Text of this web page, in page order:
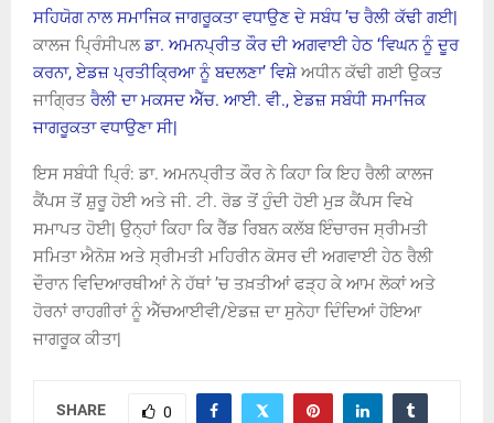
ਸਹਿਯੋਗ ਨਾਲ ਸਮਾਜਿਕ ਜਾਗਰੂਕਤਾ ਵਧਾਉਣ ਦੇ ਸਬੰਧ ’ਚ ਰੈਲੀ ਕੱਢੀ ਗਈ|
ਕਾਲਜ ਪ੍ਰਿੰਸੀਪਲਡਾ. ਅਮਨਪ੍ਰੀਤ ਕੌਰ ਦੀ ਅਗਵਾਈ ਹੇਠ ‘ਵਿਘਨ ਨੂੰ ਦੂਰ
ਕਰਨਾ, ਏਡਜ਼ ਪ੍ਰਤੀਕ੍ਰਿਆ ਨੂੰ ਬਦਲਣਾ’ ਵਿਸ਼ੇਅਧੀਨ ਕੱਢੀ ਗਈ ਉਕਤ
ਜਾਗ੍ਰਿਤ ਰੈਲੀ ਦਾ ਮਕਸਦ ਐੱਚ. ਆਈ. ਵੀ., ਏਡਜ਼ ਸਬੰਧੀ ਸਮਾਜਿਕ
ਜਾਗਰੂਕਤਾ ਵਧਾਉਣਾ ਸੀ|
ਇਸ ਸਬੰਧੀ ਪ੍ਰਿੰ: ਡਾ. ਅਮਨਪ੍ਰੀਤ ਕੌਰ ਨੇ ਕਿਹਾ ਕਿ ਇਹ ਰੈਲੀ ਕਾਲਜ
ਕੈਂਪਸ ਤੋਂ ਸ਼ੁਰੂ ਹੋਈ ਅਤੇ ਜੀ. ਟੀ. ਰੋਡ ਤੋਂ ਹੁੰਦੀ ਹੋਈ ਮੁੜ ਕੈਂਪਸ ਵਿਖੇ
ਸਮਾਪਤ ਹੋਈ| ਉਨ੍ਹਾਂ ਕਿਹਾ ਕਿ ਰੈੱਡ ਰਿਬਨ ਕਲੱਬ ਇੰਚਾਰਜ ਸ੍ਰੀਮਤੀ
ਸਮਿਤਾ ਐਨੋਸ਼ ਅਤੇ ਸ੍ਰੀਮਤੀ ਮਹਿਰੀਨ ਕੋਸਰ ਦੀ ਅਗਵਾਈ ਹੇਠ ਰੈਲੀ
ਦੌਰਾਨ ਵਿਦਿਆਰਥੀਆਂ ਨੇ ਹੱਥਾਂ ’ਚ ਤਖ਼ਤੀਆਂ ਫੜ੍ਹ ਕੇ ਆਮ ਲੋਕਾਂ ਅਤੇ
ਹੋਰਨਾਂ ਰਾਹਗੀਰਾਂ ਨੂੰ ਐੱਚਆਈਵੀ/ਏਡਜ਼ ਦਾ ਸੁਨੇਹਾ ਦਿੰਦਿਆਂ ਹੋਇਆ
ਜਾਗਰੂਕ ਕੀਤਾ|
SHARE 0